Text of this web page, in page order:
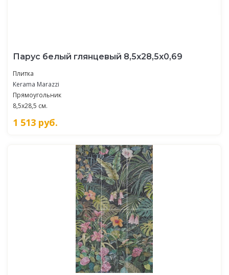
Парус белый глянцевый 8,5x28,5x0,69
Плитка
Kerama Marazzi
Прямоугольник
8,5x28,5 см.
1 513 руб.